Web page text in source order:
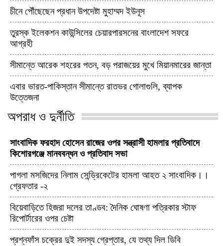
চীনে পৌঁছেছেন প্রধান উপদেষ্টা মুহাম্মদ ইউনূস
তুরস্ক ইলেকশন কাউন্সিলের চেয়ারপারসনের বাংলাদেশ সফরে
আগ্রহী
সীমান্তে আরেক শহরের পতন, বড় পরাজয়ের মুখে মিয়ানমারের জান্তা
এবার ভারত-পাকিস্তান সীমান্তে রাতভর গোলাগুলি, ব্যাপক
উত্তেজনা
অপরাধ ও দুর্নীতি
সাংবাদিক ফরহাদ হোসেন রাজের ওপর সন্ত্রাসী হামলার প্রতিবাদে
কিশোরগঞ্জে মানববন্ধন ও প্রতিবাদ সভা
পাগলা মসজিদের নিলাম সেন্ড্রিকেটের হামলা আহত ২ সাংবাদিক।।
গ্রেফতার -২
বিয়েবাড়িতে হিজরা দলের তাণ্ডব: দৈনিক ঘোষণা পত্রিকার স্টাফ
রিপোর্টারের ওপর চেষ্টা
প্রশ্নফাঁস চক্রের দুই সদস্য গ্রেপ্তার, যে তথ্য দিল ডিবি